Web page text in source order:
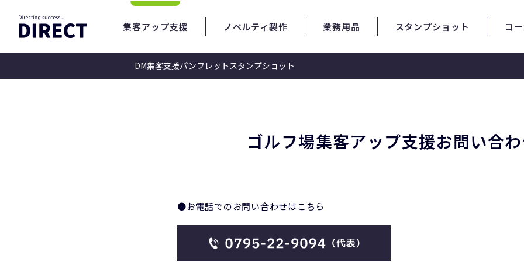
集客アップ支援
DM集客支援パンフレット スタンプショット
ノベルティ製作 業務用品 スタンプショット コ
ゴルフ場集客アップ支援お問い合
●お電話でのお問い合わせはこちら